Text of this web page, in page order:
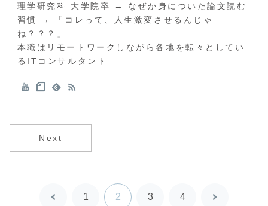
理学研究科 大学院卒 → なぜか身についた論文読む
習慣 → 「コレって、人生激変させるんじゃ
ね？？？」
本職はリモートワークしながら各地を転々としてい
るITコンサルタント
Next
前
1 2 3 4
次